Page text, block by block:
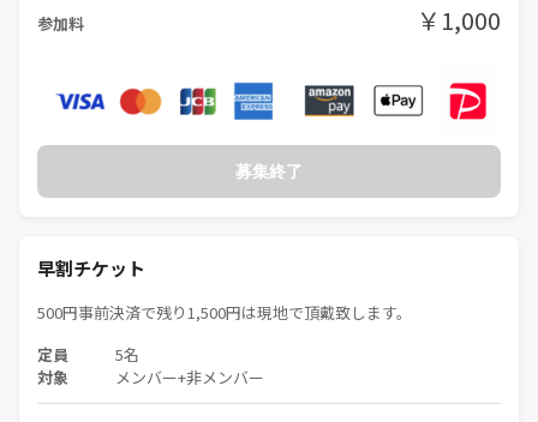
参加料 ￥1,000
募集終了
早割チケット
500円事前決済で残り1,500円は現地で頂戴致します。
定員 5名
対象 メンバー+非メンバー